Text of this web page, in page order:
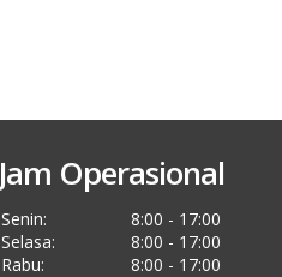
Jam Operasional
Senin:
8:00 - 17:00
Selasa:
8:00 - 17:00
Rabu:
8:00 - 17:00